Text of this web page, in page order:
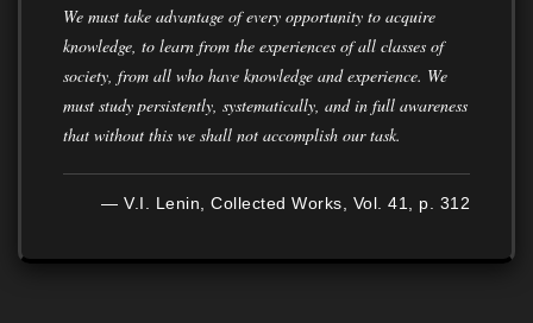
We must take advantage of every opportunity to acquire
knowledge, to learn from the experiences of all classes of
society, from all who have knowledge and experience. We
must study persistently, systematically, and in full awareness
that without this we shall not accomplish our task.
— V.I. Lenin, Collected Works, Vol. 41, p. 312